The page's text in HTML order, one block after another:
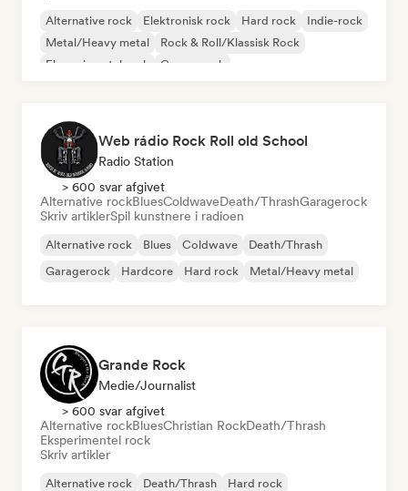
Alternative rock Elektronisk rock Hard rock
Indie-rock
Metal/Heavy metal
Rock & Roll/Klassisk Rock
Eksperimentel rock
Garagerock
Web rádio Rock Roll old School
Radio Station
> 600 svar afgivet
Alternative rockBluesColdwaveDeath/ThrashGaragerock
Skriv artiklerSpil kunstnere i radioen
Alternative rock Blues Coldwave
Death/Thrash
Garagerock
Hardcore Hard rock Metal/Heavy metal
Grande Rock
Medie/journalist
> 600 svar afgivet
Alternative rockBluesChristian RockDeath/Thrash
Eksperimentel rock
Skriv artikler
Alternative rock Death/Thrash
Hard rock